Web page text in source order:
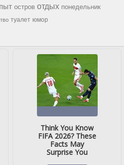
остров отдых понедельник
туалет юмор